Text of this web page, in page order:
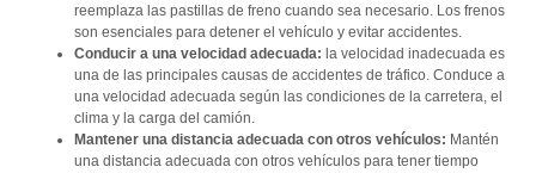
reemplaza las pastillas de freno cuando sea necesario. Los frenos
son esenciales para detener el vehículo y evitar accidentes.
Conducir a una velocidad adecuada: la velocidad inadecuada es
una de las principales causas de accidentes de tráfico. Conduce a
una velocidad adecuada según las condiciones de la carretera, el
clima y la carga del camión.
Mantener una distancia adecuada con otros vehículos: Mantén
una distancia adecuada con otros vehículos para tener tiempo